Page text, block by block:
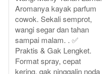
Aromanya kayak parfum
cowok. Sekali semprot,
wangi segar dan tahan
sampai malam. . ✅
Praktis & Gak Lengket.
Format spray, cepat
kering, gak ninggalin noda